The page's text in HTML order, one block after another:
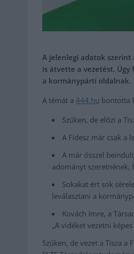
A jelenlegi adatok szerint
is átvette a vezetést. Úgy
a kormánypárti oldalnak.
A témát a 444.hu bontotta
Szűken, de előzi a
A Fidesz már csak a
A már ősszel
adományt szeretnének,
Sokakat ért sok
leválasztani a
Kovách Imre, a
„A vidéket vezetni
Szűken, de vezet a Tisza